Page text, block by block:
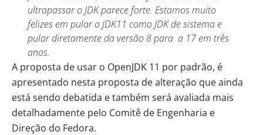
ultrapassar oJDKparece forte. Estamos muito
felizes em pular o JDK11 como JDK de sistema e
pular diretamente da versão 8 para a 17 em três
anos.
A proposta de usar o OpenJDK 11 por padrão, é
apresentado nesta proposta de alteração que ainda
está sendo debatida e também será avaliada mais
detalhadamente pelo Comitê de Engenharia e
Direção do Fedora.